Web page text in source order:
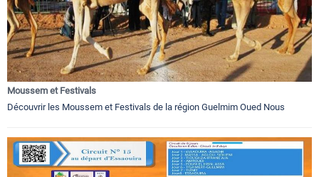
Moussem et Festivals
Découvrir les Moussem et Festivals de la région Guelmim Oued Nous